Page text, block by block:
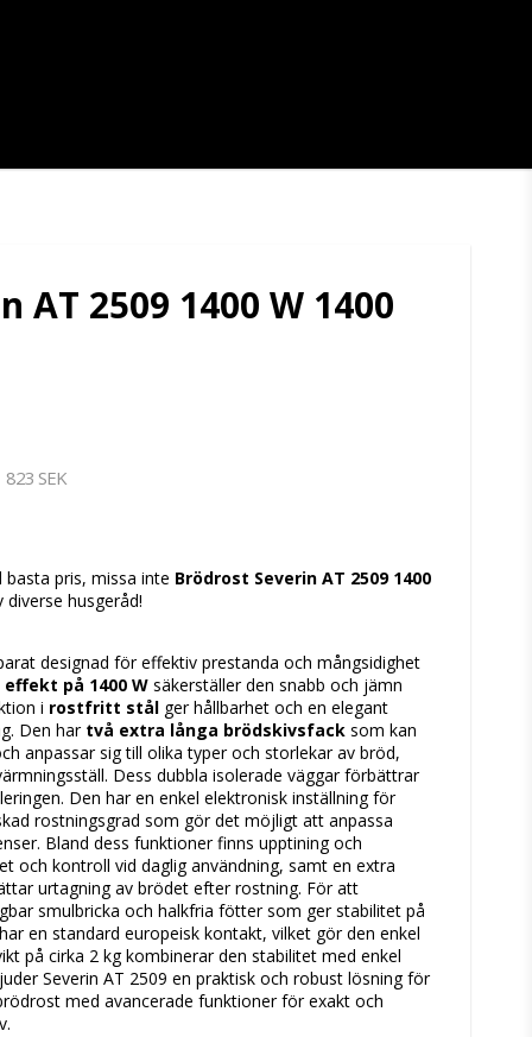
AT 2509 1400 W 1400
823 SEK
pris, missa inte Brödrost Severin AT 2509 1400
husgeråd!
designad för effektiv prestanda och mångsidighet
effekt på 1400 W säkerställer den snabb och jämn
i rostfritt stål ger hållbarhet och en elegant
Den har två extra långa brödskivsfack som kan
anpassar sig till olika typer och storlekar av bröd,
Dess dubbla isolerade väggar förbättrar
Den har en enkel elektronisk inställning för
rostningsgrad som gör det möjligt att anpassa
Bland dess funktioner finns upptining och
och kontroll vid daglig användning, samt en extra
urtagning av brödet efter rostning. För att
smulbricka och halkfria fötter som ger stabilitet på
en standard europeisk kontakt, vilket gör den enkel
på cirka 2 kg kombinerar den stabilitet med enkel
Severin AT 2509 en praktisk och robust lösning för
med avancerade funktioner för exakt och